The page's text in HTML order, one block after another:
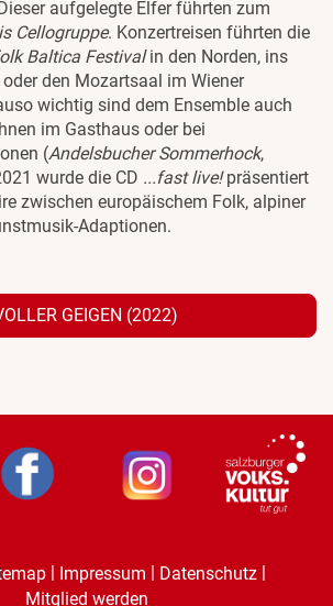
aufgelegte Elfer führten zum
Cellogruppe. Konzertreisen führten die
Baltica Festivalin den Norden, ins
den Mozartsaal im Wiener
wichtig sind dem Ensemble auch
im Gasthaus oder bei
(Andelsbucher Sommerhock,
wurde die CD ...fast live!präsentiert
zwischen europäischem Folk, alpiner
Adaptionen.
GEIGEN (2022)
Impressum Datenschutz
Mitglied werden